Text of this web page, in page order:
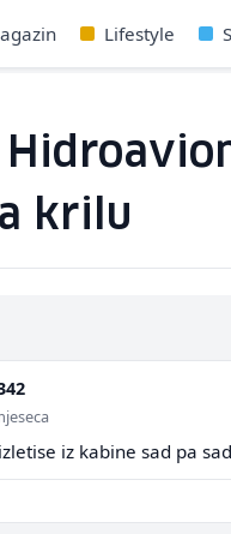
Lifestyle
krilu
iz kabine sad pa sad